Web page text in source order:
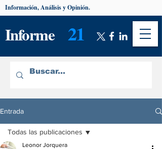
Informe 21
Información, Análisis y Opinión.
Entrada
Todas las publicaciones
Leonor Jorquera